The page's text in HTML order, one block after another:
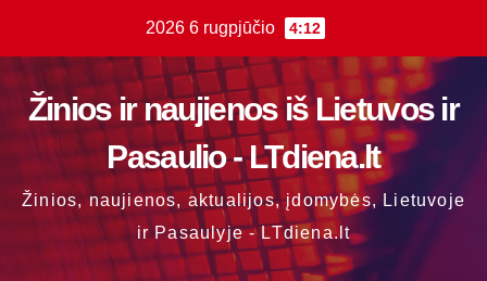
content
2026 6 rugpjūčio 4:12
Žinios ir naujienos iš Lietuvos ir
Pasaulio - LTdiena.lt
Žinios, naujienos, aktualijos, įdomybės, Lietuvoje
ir Pasaulyje - LTdiena.lt